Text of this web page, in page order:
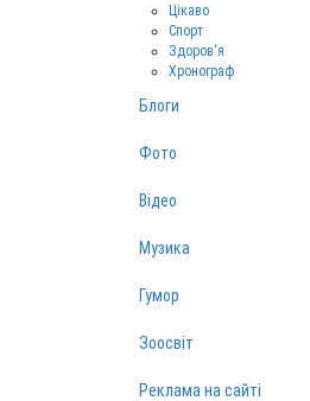
Цікаво
Спорт
Здоров‘я
Хронограф
Блоги
Фото
Відео
Музика
Гумор
Зоосвіт
Реклама на сайті